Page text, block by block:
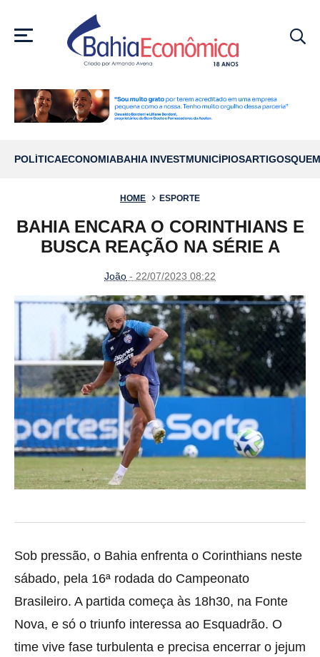
MENU
POLÍTICAECONOMIABAHIA INVESTMUNICÍPIOSARTIGOS
HOME ESPORTE
BAHIA ENCARA O CORINTHIANS E
BUSCA REAÇÃO NA SÉRIE A
João - 22/07/2023 08:22
Sob pressão, o Bahia enfrenta o Corinthians neste
sábado, pela 16ª rodada do Campeonato
Brasileiro. A partida começa às 18h30, na Fonte
Nova, e só o triunfo interessa ao Esquadrão. O
time vive fase turbulenta e precisa encerrar o jejum